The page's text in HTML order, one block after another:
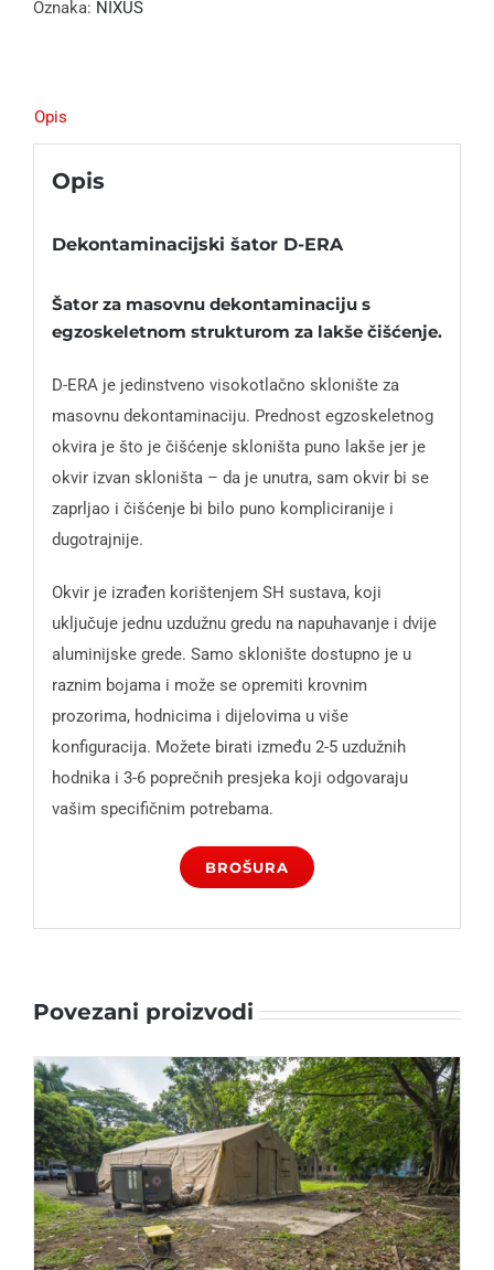
Oznaka: NIXUS
Opis
Opis
Dekontaminacijski šator D-ERA
Šator za masovnu dekontaminaciju s
egzoskeletnom strukturom za lakše čišćenje.
D-ERA je jedinstveno visokotlačno sklonište za
masovnu dekontaminaciju. Prednost egzoskeletnog
okvira je što je čišćenje skloništa puno lakše jer je
okvir izvan skloništa – da je unutra, sam okvir bi se
zaprljao i čišćenje bi bilo puno kompliciranije i
dugotrajnije.
Okvir je izrađen korištenjem SH sustava, koji
uključuje jednu uzdužnu gredu na napuhavanje i dvije
aluminijske grede. Samo sklonište dostupno je u
raznim bojama i može se opremiti krovnim
prozorima, hodnicima i dijelovima u više
konfiguracija. Možete birati između 2-5 uzdužnih
hodnika i 3-6 poprečnih presjeka koji odgovaraju
vašim specifičnim potrebama.
BROŠURA
Povezani proizvodi